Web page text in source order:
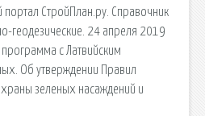
СтройПлан.ру. Справочник
геодезические. 24 апреля 2019
с Латвийским
Об утверждении Правил
зеленых насаждений и